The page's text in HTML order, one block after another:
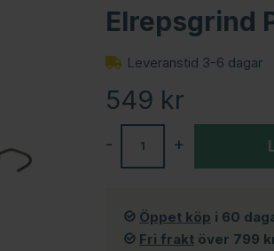
Elrepsgrind
Leveranstid 3-6 dagar
549 kr
+
-
Öppet köp i 60
Fri frakt över 799